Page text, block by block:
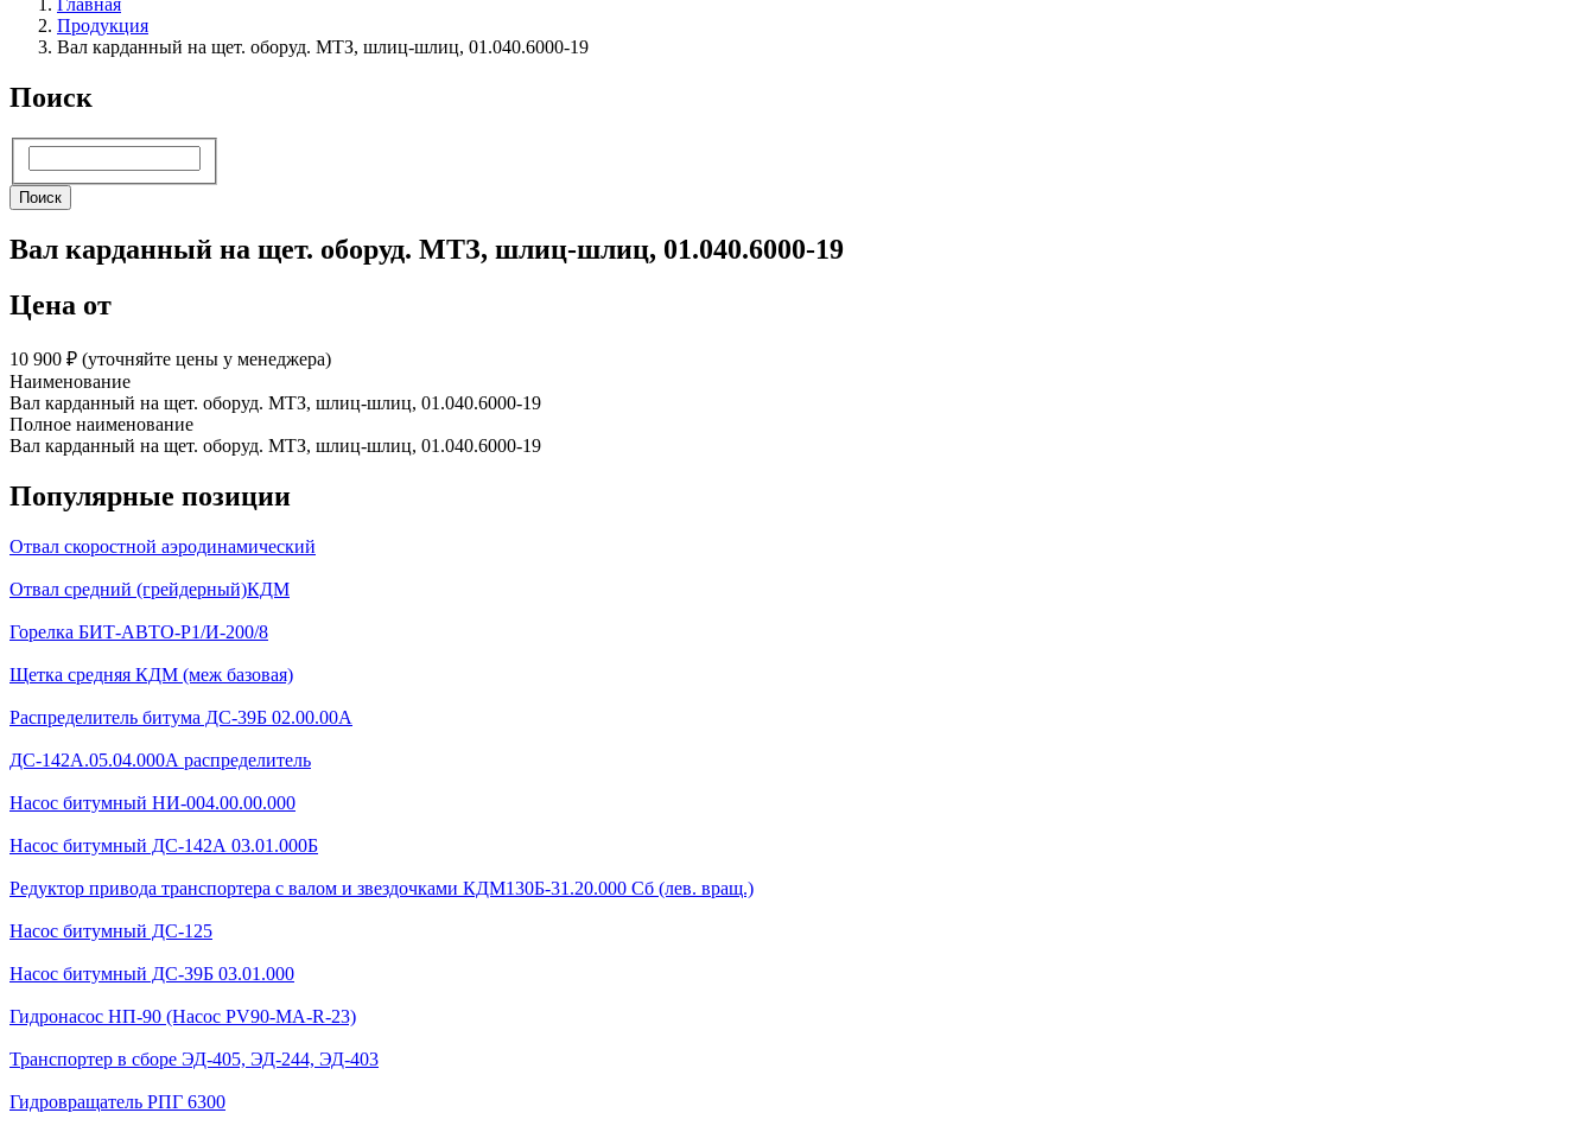
Главная
Продукция
Вал карданный на щет. оборуд. МТЗ, шлиц-шлиц, 01.040.6000-19
Поиск
Поиск
Вал карданный на щет. оборуд. МТЗ, шлиц-шлиц, 01.040.6000-19
Цена от
10 900 ₽︁ (уточняйте цены у менеджера)
Наименование
Вал карданный на щет. оборуд. МТЗ, шлиц-шлиц, 01.040.6000-19
Полное наименование
Вал карданный на щет. оборуд. МТЗ, шлиц-шлиц, 01.040.6000-19
Популярные позиции
Отвал скоростной аэродинамический
Отвал средний (грейдерный)КДМ
Горелка БИТ-АВТО-Р1/И-200/8
Щетка средняя КДМ (меж базовая)
Распределитель битума ДС-39Б 02.00.00А
ДС-142А.05.04.000А распределитель
Насос битумный НИ-004.00.00.000
Насос битумный ДС-142А 03.01.000Б
Редуктор привода транспортера с валом и звездочками КДМ130Б-31.20.000 Сб (лев. вращ.)
Насос битумный ДС-125
Насос битумный ДС-39Б 03.01.000
Гидронасос НП-90 (Насос PV90-MA-R-23)
Транспортер в сборе ЭД-405, ЭД-244, ЭД-403
Гидровращатель РПГ 6300